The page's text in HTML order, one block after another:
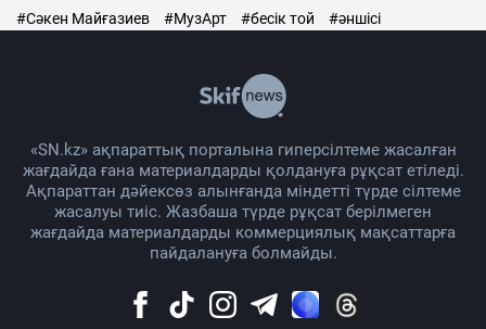
#Сәкен Майғазиев #МузАрт #бесік той #әншісі
«SN.kz» ақпараттық порталына гиперсілтеме жасалған
жағдайда ғана материалдарды қолдануға рұқсат етіледі.
Ақпараттан дәйексөз алынғанда міндетті түрде сілтеме
жасалуы тиіс. Жазбаша түрде рұқсат берілмеген
жағдайда материалдарды коммерциялық мақсаттарға
пайдалануға болмайды.